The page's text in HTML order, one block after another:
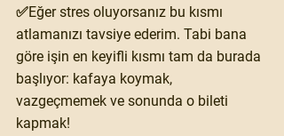
✅Eğer stres oluyorsanız bu kısmı
atlamanızı tavsiye ederim. Tabi bana
göre işin en keyifli kısmı tam da burada
başlıyor: kafaya koymak,
vazgeçmemek ve sonunda o bileti
kapmak!